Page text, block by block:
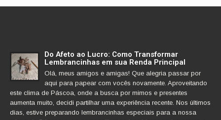
Do Afeto ao Lucro: Como Transformar
Lembrancinhas em sua Renda Principal
Olá, meus amigos e amigas! Que alegria passar por
aqui para papear com vocês novamente. Aproveitando
este clima de Páscoa, onde a busca por mimos e presentes
aumenta muito, decidi partilhar uma experiência recente. Nos últimos
dias, estive preparando lembrancinhas especiais para a nossa